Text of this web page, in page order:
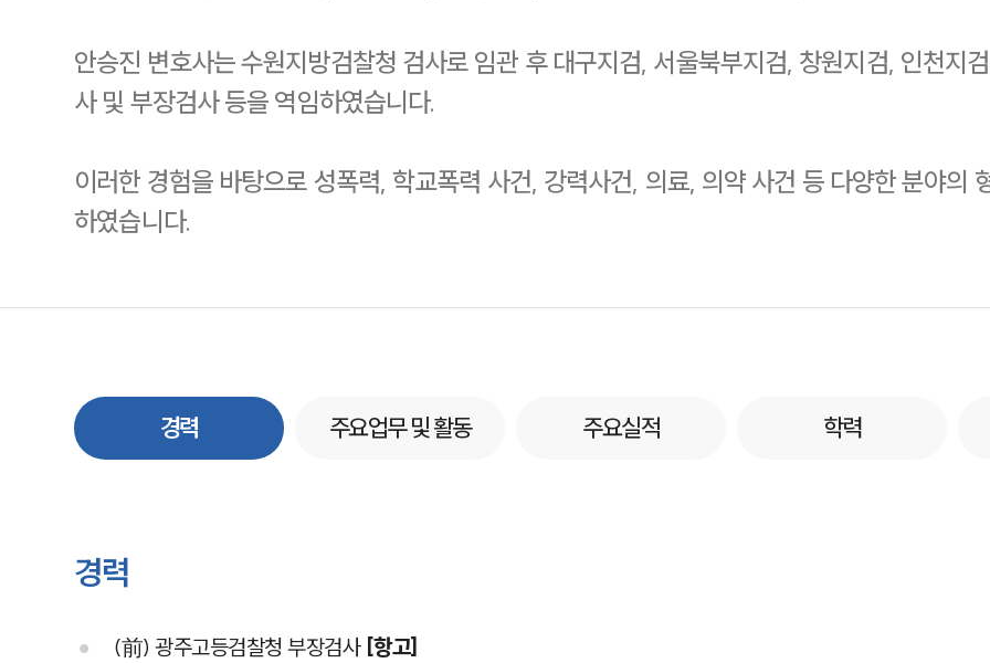
안승진 변호사는 수원지방검찰청 검사로 임관 후 대구지검, 서울북부지검, 창원지검, 인천지
사 및 부장검사 등을 역임하였습니다.
이러한 경험을 바탕으로 성폭력, 학교폭력 사건, 강력사건, 의료, 의약 사건 등 다양한 분야의
하였습니다.
경력 주요업무 및 활동 주요실적 학력
경력
(前) 광주고등검찰청 부장검사 [항고]